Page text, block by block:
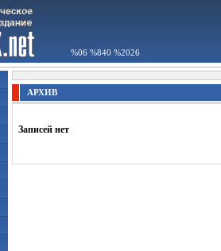
%06 %840 %2026
АРХИВ
Записей нет